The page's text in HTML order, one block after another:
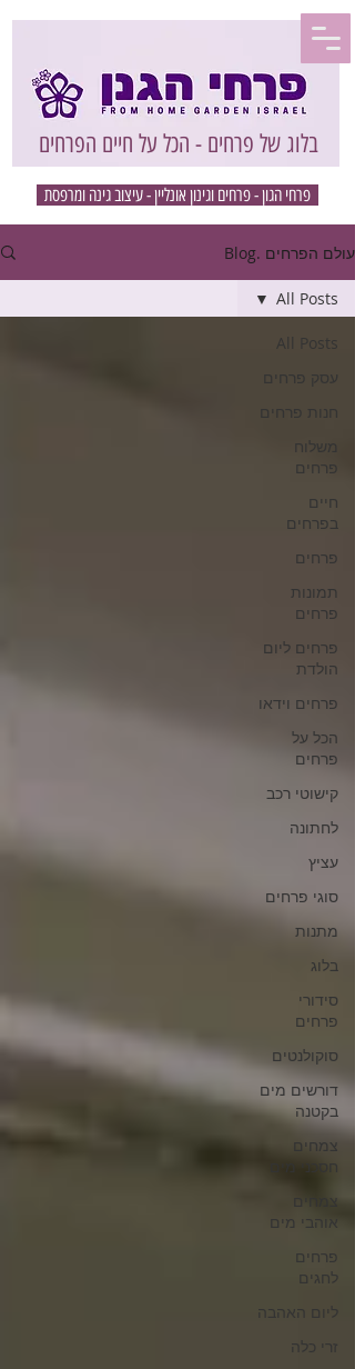
בלוג של פרחים - הכל על חיים הפרחים
עולם הפרחים .Blog
All Posts
עסק פרחים
חנות פרחים
משלוח
פרחים
חיים
בפרחים
פרחים
תמונות
פרחים
פרחים ליום
הולדת
פרחים וידאו
הכל על
פרחים
קישוטי רכב
לחתונה
עציץ
סוגי פרחים
מתנות
בלוג
סידורי
פרחים
סוקולנטים
דורשים מים
בקטנה
צמחים
חסכני מים
צמחים
אוהבי מים
פרחים
לחגים
ליום האהבה
זרי כלה
All Posts